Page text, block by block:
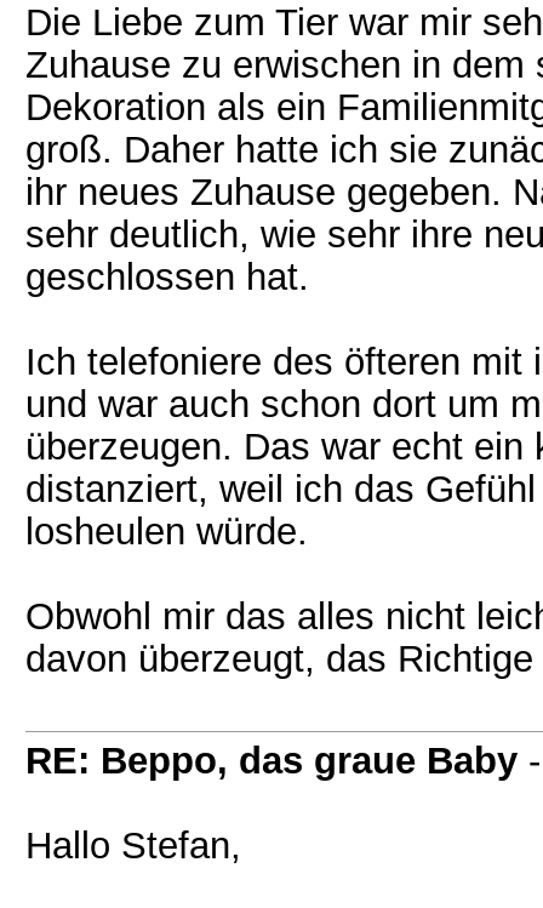
Die Liebe zum Tier war mir
Zuhause zu erwischen in
Dekoration als ein
groß. Daher hatte ich sie
ihr neues Zuhause gegeben.
sehr deutlich, wie sehr ihre
geschlossen hat.
Ich telefoniere des öfteren mit
und war auch schon dort um
überzeugen. Das war echt
distanziert, weil ich das
losheulen würde.
Obwohl mir das alles nicht
davon überzeugt, das
RE: Beppo, das graue Baby
Hallo Stefan,